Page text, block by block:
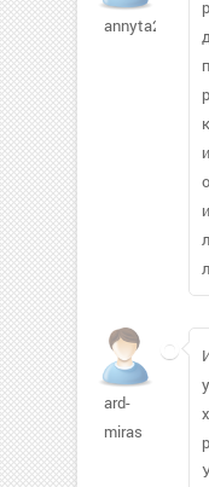
annyta2212980
ard-
miras